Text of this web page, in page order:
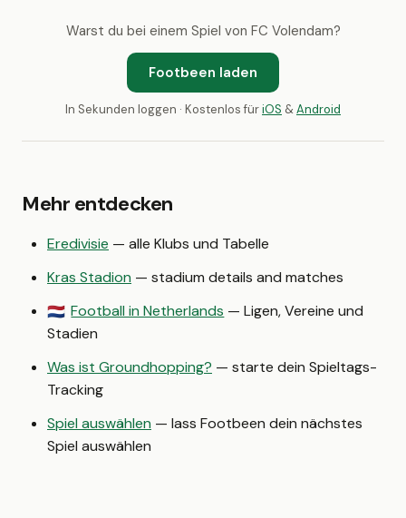
Warst du bei einem Spiel von FC Volendam?
Footbeen laden
In Sekunden loggen · Kostenlos füriOS &Android
Mehr entdecken
Eredivisie — alle Klubs und Tabelle
Kras Stadion — stadium details and matches
🇳🇱 Football in Netherlands — Ligen, Vereine und
Stadien
Was ist Groundhopping? — starte dein Spieltags-
Tracking
Spiel auswählen — lass Footbeen dein nächstes
Spiel auswählen